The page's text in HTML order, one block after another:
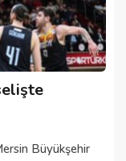
Büyükşehir